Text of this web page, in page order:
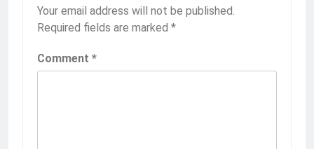
Your email address will not be published.
Required fields are marked *
Comment *